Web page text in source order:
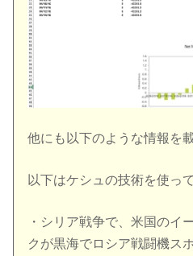
他にも以下のような情報を
以下はケシュの技術を使っ
・シリア戦争で、米国のイ
クが黒海でロシア戦闘機ス